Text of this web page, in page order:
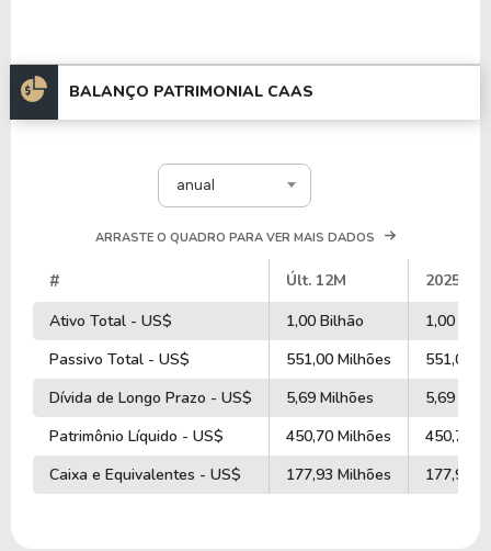
BALANÇO PATRIMONIAL CAAS
anual
ARRASTE O QUADRO PARA VER MAIS DADOS
# Últ. 12M
2025
Ativo Total - US$
1,00 Bilhão
1,00
Passivo Total - US$
551,00 Milhões
551,00
Dívida de Longo Prazo - US$
5,69 Milhões
5,69
Patrimônio Líquido - US$
450,70 Milhões
450,70
Caixa e Equivalentes - US$
177,93 Milhões 177,93